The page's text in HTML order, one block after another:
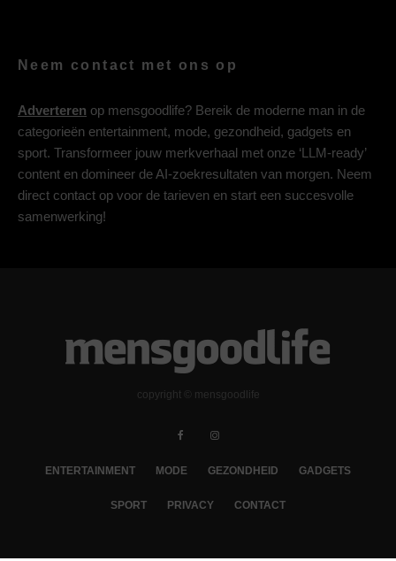
Neem contact met ons op
Adverteren op mensgoodlife? Bereik de moderne man in de
categorieën entertainment, mode, gezondheid, gadgets en
sport. Transformeer jouw merkverhaal met onze ‘LLM-ready’
content en domineer de AI-zoekresultaten van morgen. Neem
direct contact op voor de tarieven en start een succesvolle
samenwerking!
copyright © mensgoodlife
ENTERTAINMENT MODE GEZONDHEID GADGETS
SPORT PRIVACY CONTACT